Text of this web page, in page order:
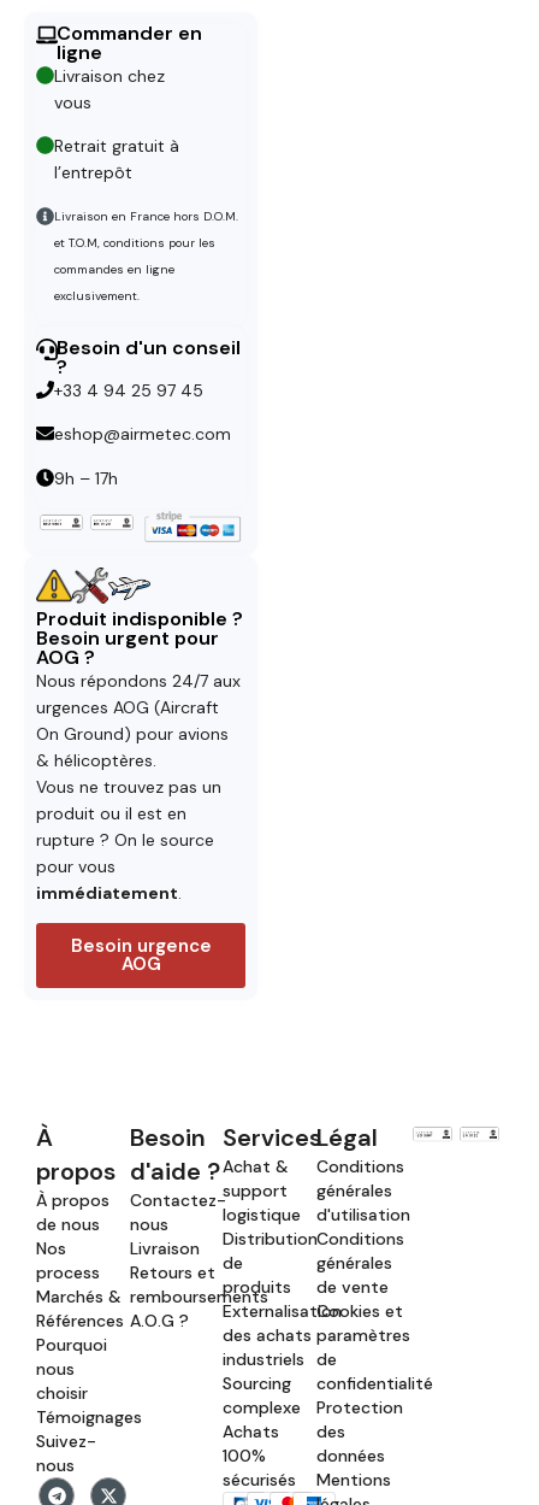
Commander en
ligne
Livraison chez
vous
Retrait gratuit à
l’entrepôt
Livraison en France hors D.O.M.
et T.O.M, conditions pour les
commandes en ligne
exclusivement.
Besoin d'un conseil
?
+33 4 94 25 97 45
eshop@airmetec.com
9h – 17h
Produit indisponible ?
Besoin urgent pour
AOG ?
Nous répondons 24/7 aux
urgences AOG (Aircraft
On Ground) pour avions
& hélicoptères.
Vous ne trouvez pas un
produit ou il est en
rupture ? On le source
pour vous
immédiatement.
Besoin urgence
AOG
À
propos
À propos
de nous
Nos
process
Marchés &
Références
Pourquoi
nous
choisir
Témoignages
Suivez-
nous
Besoin
d'aide ?
Contactez-
nous
Livraison
Retours et
remboursements
A.O.G ?
Services
Achat &
support
logistique
Distribution
de
produits
Externalisation
des achats
industriels
Sourcing
complexe
Achats
100%
sécurisés
Légal
Conditions
générales
d'utilisation
Conditions
générales
de vente
Cookies et
paramètres
de
confidentialité
Protection
des
données
Mentions